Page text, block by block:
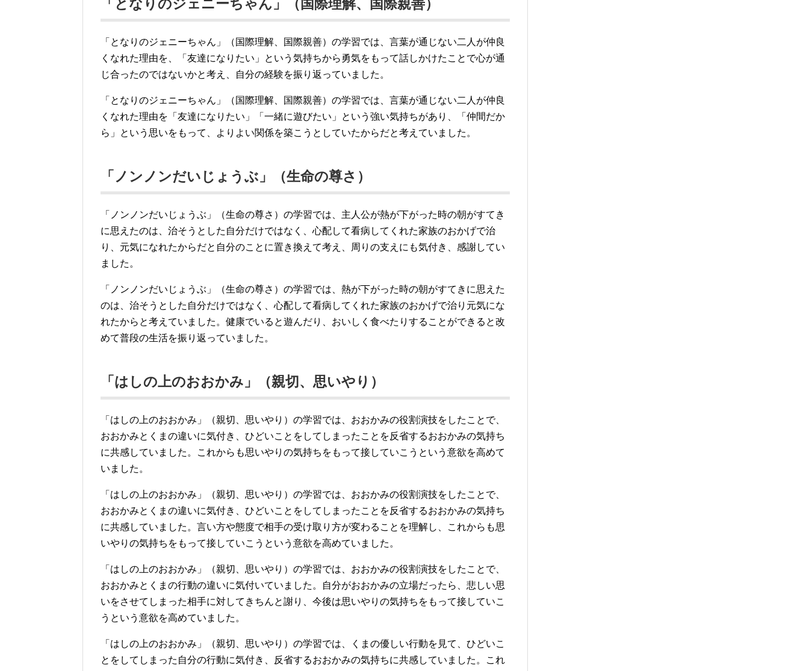
「となりのジェニーちゃん」（国際理解、国際親善）
「となりのジェニーちゃん」（国際理解、国際親善）の学習では、言葉が通じない二人が仲良
くなれた理由を、「友達になりたい」という気持ちから勇気をもって話しかけたことで心が通
じ合ったのではないかと考え、自分の経験を振り返っていました。
「となりのジェニーちゃん」（国際理解、国際親善）の学習では、言葉が通じない二人が仲良
くなれた理由を「友達になりたい」「一緒に遊びたい」という強い気持ちがあり、「仲間だか
ら」という思いをもって、よりよい関係を築こうとしていたからだと考えていました。
「ノンノンだいじょうぶ」（生命の尊さ）
「ノンノンだいじょうぶ」（生命の尊さ）の学習では、主人公が熱が下がった時の朝がすてき
に思えたのは、治そうとした自分だけではなく、心配して看病してくれた家族のおかげで治
り、元気になれたからだと自分のことに置き換えて考え、周りの支えにも気付き、感謝してい
ました。
「ノンノンだいじょうぶ」（生命の尊さ）の学習では、熱が下がった時の朝がすてきに思えた
のは、治そうとした自分だけではなく、心配して看病してくれた家族のおかげで治り元気にな
れたからと考えていました。健康でいると遊んだり、おいしく食べたりすることができると改
めて普段の生活を振り返っていました。
「はしの上のおおかみ」（親切、思いやり）
「はしの上のおおかみ」（親切、思いやり）の学習では、おおかみの役割演技をしたことで、
おおかみとくまの違いに気付き、ひどいことをしてしまったことを反省するおおかみの気持ち
に共感していました。これからも思いやりの気持ちをもって接していこうという意欲を高めて
いました。
「はしの上のおおかみ」（親切、思いやり）の学習では、おおかみの役割演技をしたことで、
おおかみとくまの違いに気付き、ひどいことをしてしまったことを反省するおおかみの気持ち
に共感していました。言い方や態度で相手の受け取り方が変わることを理解し、これからも思
いやりの気持ちをもって接していこうという意欲を高めていました。
「はしの上のおおかみ」（親切、思いやり）の学習では、おおかみの役割演技をしたことで、
おおかみとくまの行動の違いに気付いていました。自分がおおかみの立場だったら、悲しい思
いをさせてしまった相手に対してきちんと謝り、今後は思いやりの気持ちをもって接していこ
うという意欲を高めていました。
「はしの上のおおかみ」（親切、思いやり）の学習では、くまの優しい行動を見て、ひどいこ
とをしてしまった自分の行動に気付き、反省するおおかみの気持ちに共感していました。これ